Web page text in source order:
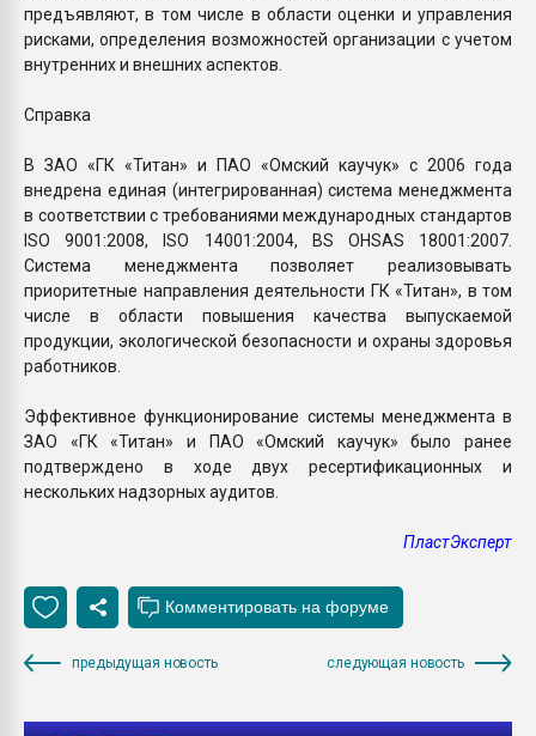
предъявляют, в том числе в области оценки и управления
рисками, определения возможностей организации с учетом
внутренних и внешних аспектов.
Справка
В ЗАО «ГК «Титан» и ПАО «Омский каучук» с 2006 года
внедрена единая (интегрированная) система менеджмента
в соответствии с требованиями международных стандартов
ISO 9001:2008, ISO 14001:2004, BS OHSAS 18001:2007.
Система менеджмента позволяет реализовывать
приоритетные направления деятельности ГК «Титан», в том
числе в области повышения качества выпускаемой
продукции, экологической безопасности и охраны здоровья
работников.
Эффективное функционирование системы менеджмента в
ЗАО «ГК «Титан» и ПАО «Омский каучук» было ранее
подтверждено в ходе двух ресертификационных и
нескольких надзорных аудитов.
ПластЭксперт
предыдущая новость следующая новость